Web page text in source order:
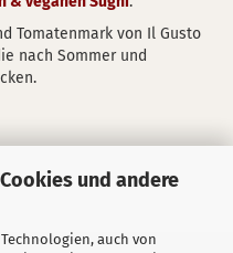
und andere
auch von
Tomatenmark von Il Gusto
nach Sommer und